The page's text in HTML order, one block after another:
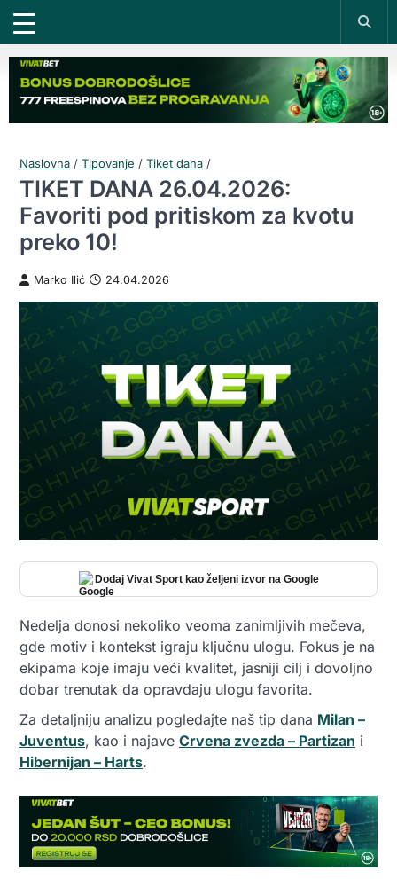
Naslovna / Tipovanje / Tiket dana /
TIKET DANA 26.04.2026:
Favoriti pod pritiskom za kvotu
preko 10!
Marko Ilić 24.04.2026
Dodaj Vivat Sport kao željeni izvor na Google
Nedelja donosi nekoliko veoma zanimljivih mečeva,
gde motiv i kontekst igraju ključnu ulogu. Fokus je na
ekipama koje imaju veći kvalitet, jasniji cilj i dovoljno
dobar trenutak da opravdaju ulogu favorita.
Za detaljniju analizu pogledajte naš tip dana Milan –
Juventus, kao i najave Crvena zvezda – Partizan i
Hibernijan – Harts.